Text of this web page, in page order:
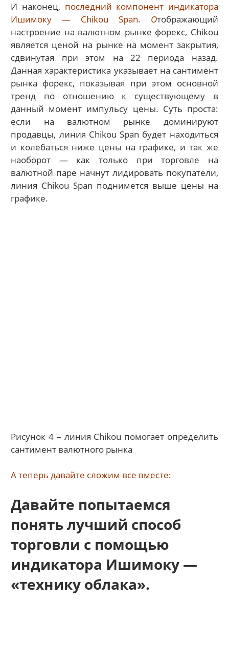
И наконец, последний компонент индикатора
Ишимоку — Chikou Span. Отображающий
настроение на валютном рынке форекс, Chikou
является ценой на рынке на момент закрытия,
сдвинутая при этом на 22 периода назад.
Данная характеристика указывает на сантимент
рынка форекс, показывая при этом основной
тренд по отношению к существующему в
данный момент импульсу цены. Суть проста:
если на валютном рынке доминируют
продавцы, линия Chikou Span будет находиться
и колебаться ниже цены на графике, и так же
наоборот — как только при торговле на
валютной паре начнут лидировать покупатели,
линия Chikou Span поднимется выше цены на
графике.
Рисунок 4 – линия Chikou помогает определить
сантимент валютного рынка
А теперь давайте сложим все вместе:
Давайте попытаемся
понять лучший способ
торговли с помощью
индикатора Ишимоку —
«технику облака».